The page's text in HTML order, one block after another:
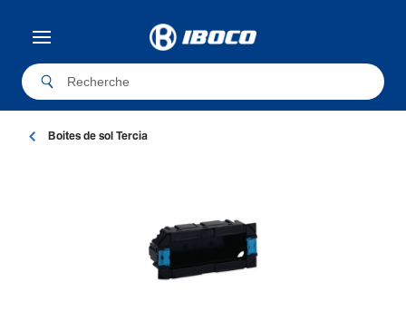
Boites de sol Tercia